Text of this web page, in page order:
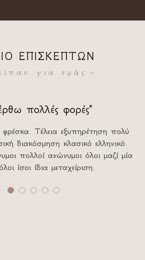
ΕΠΙΣΚΕΠΤΩΝ
για εμάς
πολλές φορές"
Τέλεια εξυπηρέτηση πολύ
διακόσμηση κλασικό ελληνικό.
πολλοί ανώνυμοι όλοι μαζί μία
ίσοι ίδια μεταχείριση.